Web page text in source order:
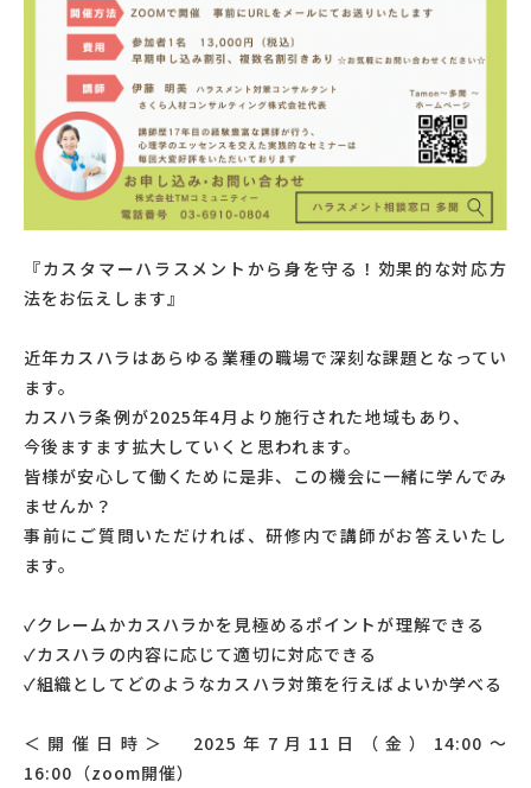
『カスタマーハラスメントから身を守る！効果的な対応方
法をお伝えします』
近年カスハラはあらゆる業種の職場で深刻な課題となってい
ます。
カスハラ条例が2025年4月より施行された地域もあり、
今後ますます拡大していくと思われます。
皆様が安心して働くために是非、この機会に一緒に学んでみ
ませんか？
事前にご質問いただければ、研修内で講師がお答えいたし
ます。
✓クレームかカスハラかを見極めるポイントが理解できる
✓カスハラの内容に応じて適切に対応できる
✓組織としてどのようなカスハラ対策を行えばよいか学べる
＜開催日時＞ 2025年7月11日（金）14:00～
16:00（zoom開催）